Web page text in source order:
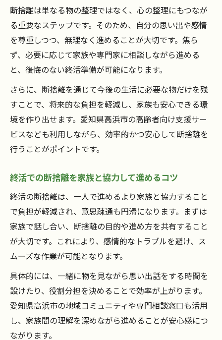
断捨離は単なる物の整理ではなく、心の整理にもつなが
る重要なステップです。そのため、自分の思い出や感情
を尊重しつつ、無理なく進めることが大切です。焦ら
ず、必要に応じて家族や専門家に相談しながら進める
と、後悔のない終活準備が可能になります。
さらに、断捨離を通じて今後の生活に必要な物だけを残
すことで、将来的な負担を軽減し、家族も安心できる環
境を作り出せます。愛知県高浜市の高齢者向け支援サー
ビスなども利用しながら、効率的かつ安心して断捨離を
行うことがポイントです。
終活での断捨離を家族と協力して進めるコツ
終活の断捨離は、一人で進めるより家族と協力すること
で負担が軽減され、意思疎通も円滑になります。まずは
家族で話し合い、断捨離の目的や進め方を共有すること
が大切です。これにより、感情的なトラブルを避け、ス
ムーズな作業が可能となります。
具体的には、一緒に物を見ながら思い出話をする時間を
設けたり、役割分担を決めることで効率が上がります。
愛知県高浜市の地域コミュニティや専門相談窓口も活用
し、家族間の理解を深めながら進めることが安心感につ
ながります。